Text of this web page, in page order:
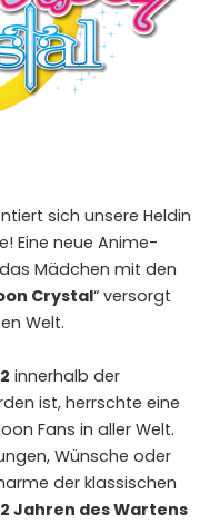
sich unsere Heldin
Eine neue Anime-
Mädchen mit den
Crystal“ versorgt
Welt.
innerhalb der
ist, herrschte eine
Fans in aller Welt.
Wünsche oder
der klassischen
Jahren des Wartens